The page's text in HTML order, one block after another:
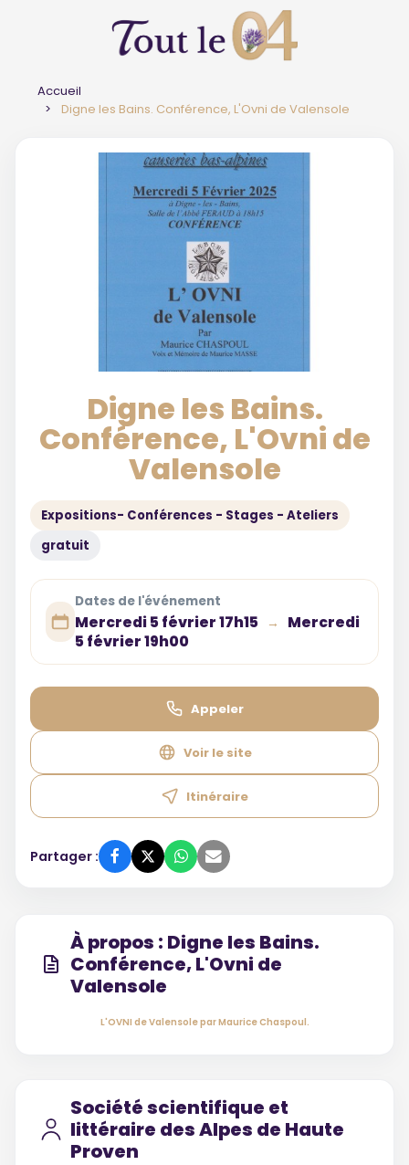
Accueil
Digne les Bains. Conférence, L'Ovni de Valensole
Digne les Bains.
Conférence, L'Ovni de
Valensole
Expositions- Conférences - Stages - Ateliers
gratuit
Dates de l'événement
Mercredi 5 février 17h15 →
Mercredi
5 février 19h00
Appeler
Voir le site
Itinéraire
Partager :
À propos : Digne les Bains.
Conférence, L'Ovni de
Valensole
L'OVNI de Valensole par Maurice Chaspoul.
Société scientifique et
littéraire des Alpes de Haute
Proven